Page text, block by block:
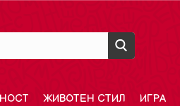
ЖИВОТЕН СТИЛ ИГРА